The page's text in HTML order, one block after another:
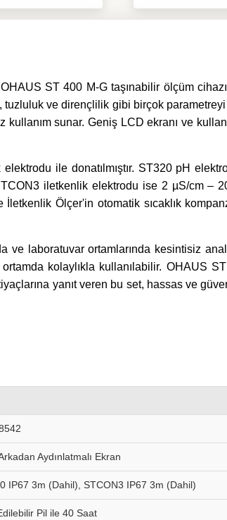
ST 400 M-G taşınabilir ölçüm
tuzluluk ve dirençlilik gibi birçok
sunar. Geniş LCD ekranı ve
ile donatılmıştır. ST320 pH
iletkenlik elektrodu ise 2 µS/cm –
Ölçer'in otomatik sıcaklık
ve laboratuvar ortamlarında kesintisiz
kolaylıkla kullanılabilir. OHAUS
yanıt veren bu set, hassas ve
Aydınlatmalı Ekran
IP67 3m (Dahil), STCON3 IP67 3m (Dahil)
Pil ile 40 Saat